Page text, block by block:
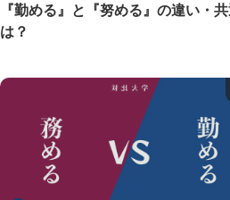
『勤める』と『努める』の違い・
は？